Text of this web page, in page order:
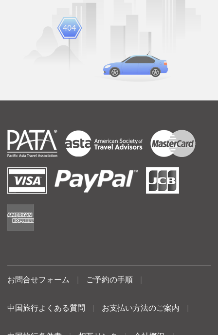
お問合せフォーム ご予約の手順
中国旅行よくある質問 お支払い方法のご案内